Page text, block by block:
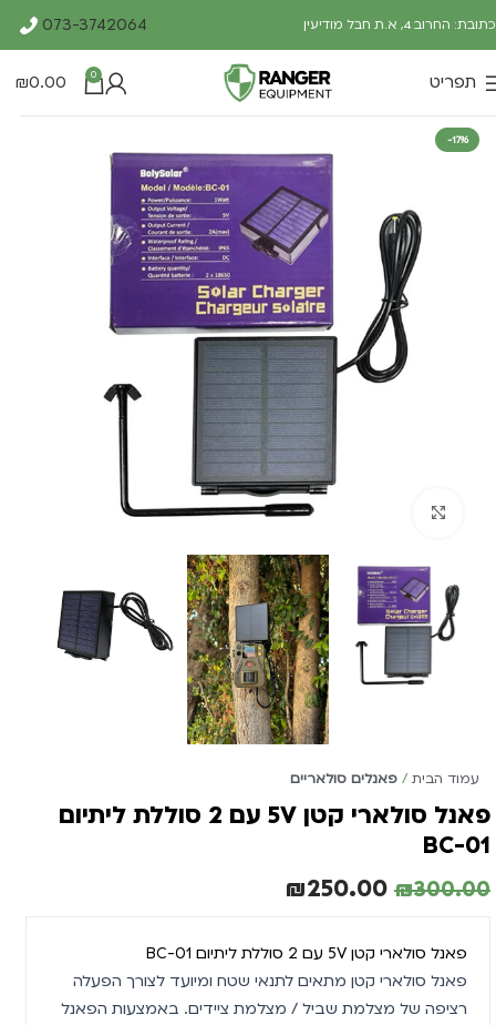
כתובת: החרוב 4, א.ת חבל מודיעין 073-3742064
תפריט 0
₪0.00
-17%
Click to enlarge
עמוד הבית פאנלים סולאריים
פאנל סולארי קטן 5V עם 2 סוללת ליתיום
BC-01
₪300.00
₪250.00
פאנל סולארי קטן 5V עם 2 סוללת ליתיום BC-01
פאנל סולארי קטן מתאים לתנאי שטח ומיועד לצורך הפעלה
רציפה של מצלמת שביל / מצלמת ציידים. באמצעות הפאנל